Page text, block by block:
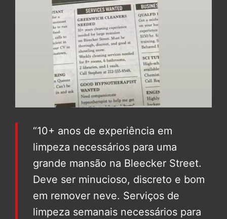
“10+ anos de experiência em
limpeza necessários para uma
grande mansão na Bleecker Street.
Deve ser minucioso, discreto e bom
em remover neve. Serviços de
limpeza semanais necessários para